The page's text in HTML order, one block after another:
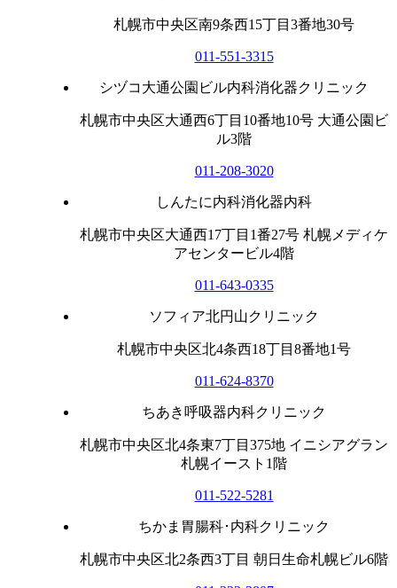
札幌市中央区南9条西15丁目3番地30号
011-551-3315
シヅコ大通公園ビル内科消化器クリニック
札幌市中央区大通西6丁目10番地10号 大通公園ビ
ル3階
011-208-3020
しんたに内科消化器内科
札幌市中央区大通西17丁目1番27号 札幌メディケ
アセンタービル4階
011-643-0335
ソフィア北円山クリニック
札幌市中央区北4条西18丁目8番地1号
011-624-8370
ちあき呼吸器内科クリニック
札幌市中央区北4条東7丁目375地 イニシアグラン
札幌イースト1階
011-522-5281
ちかま胃腸科･内科クリニック
札幌市中央区北2条西3丁目 朝日生命札幌ビル6階